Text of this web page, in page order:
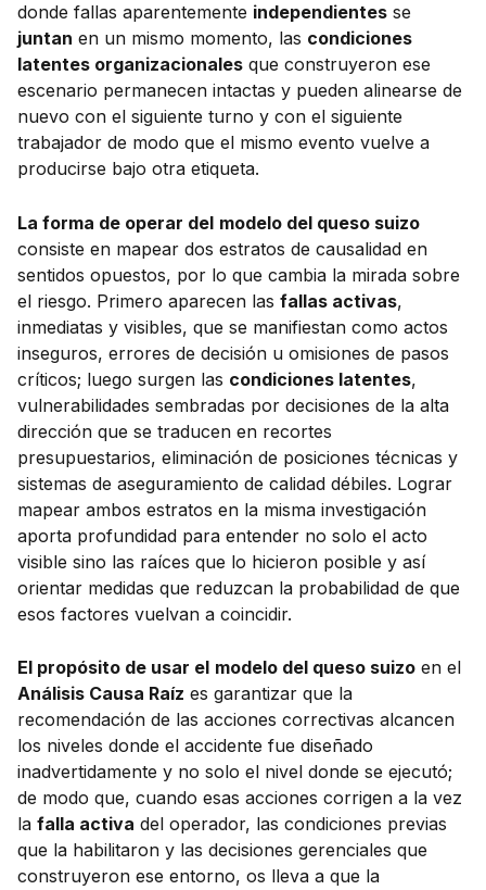
donde fallas aparentemente independientes se
juntan en un mismo momento, las condiciones
latentes organizacionales que construyeron ese
escenario permanecen intactas y pueden alinearse de
nuevo con el siguiente turno y con el siguiente
trabajador de modo que el mismo evento vuelve a
producirse bajo otra etiqueta.
La forma de operar del modelo del queso suizo
consiste en mapear dos estratos de causalidad en
sentidos opuestos, por lo que cambia la mirada sobre
el riesgo. Primero aparecen las fallas activas,
inmediatas y visibles, que se manifiestan como actos
inseguros, errores de decisión u omisiones de pasos
críticos; luego surgen las condiciones latentes,
vulnerabilidades sembradas por decisiones de la alta
dirección que se traducen en recortes
presupuestarios, eliminación de posiciones técnicas y
sistemas de aseguramiento de calidad débiles. Lograr
mapear ambos estratos en la misma investigación
aporta profundidad para entender no solo el acto
visible sino las raíces que lo hicieron posible y así
orientar medidas que reduzcan la probabilidad de que
esos factores vuelvan a coincidir.
El propósito de usar el modelo del queso suizo en el
Análisis Causa Raíz es garantizar que la
recomendación de las acciones correctivas alcancen
los niveles donde el accidente fue diseñado
inadvertidamente y no solo el nivel donde se ejecutó;
de modo que, cuando esas acciones corrigen a la vez
la falla activa del operador, las condiciones previas
que la habilitaron y las decisiones gerenciales que
construyeron ese entorno, os lleva a que la